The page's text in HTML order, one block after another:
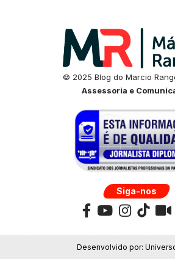
© 2025 Blog do Marcio
Assessoria e
Siga-nos
Desenvolvido por: